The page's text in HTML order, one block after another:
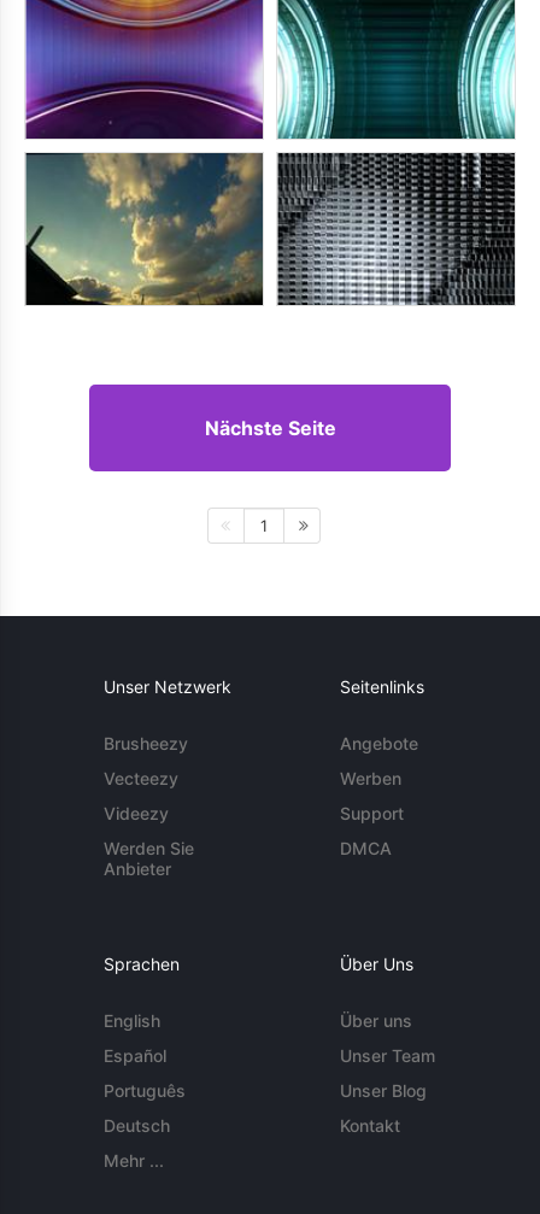
Nächste Seite
1
Unser Netzwerk
Brusheezy
Vecteezy
Videezy
Werden Sie
Anbieter
Seitenlinks
Angebote
Werben
Support
DMCA
Sprachen
English
Español
Português
Deutsch
Mehr ...
Über Uns
Über uns
Unser Team
Unser Blog
Kontakt